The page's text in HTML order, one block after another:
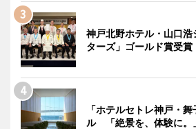
神戸北野ホテル・山口浩
ターズ」ゴールド賞受賞
「ホテルセトレ神戸・
ル 「絶景を、体験に。